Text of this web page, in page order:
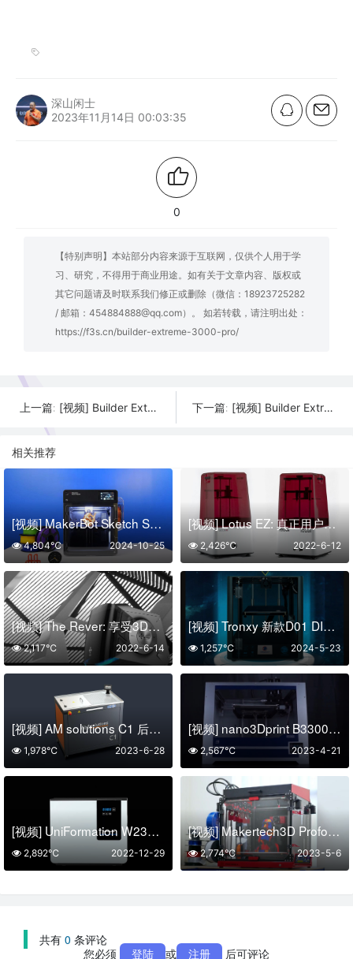
深山闲士
2023年11月14日 00:03:35
0
【特别声明】本站部分内容来源于互联网，仅供个人用于学
习、研究，不得用于商业用途。如有关于文章内容、版权或
其它问题请及时联系我们修正或删除（微信：18923725282
/ 邮箱：454884888@qq.com）。 如若转载，请注明出处：
https://f3s.cn/builder-extreme-3000-pro/
上一篇: [视频] Builder Extreme 1500 PRO HC工业级大幅面FDM 3D打印机 下一篇: [视频] Builder Extreme 1500 PRO工业级大幅面FDM 3D打印机
相关推荐
[视频] MakerBot Sketch Sprint：当速度遇见创新
2024-10-25
4,804℃
[视频] Lotus EZ: 真正用户友好的树脂 3D 打印机
2022-6-12
2,426℃
[视频] The Rever: 享受3D打印的有趣而灵活的方式
2022-6-14
2,117℃
[视频] Tronxy 新款D01 DIY 3D打印机开箱组装调试
2024-5-23
1,257℃
[视频] AM solutions C1 后处理系统 – 全自动去除光聚合物的支撑结构及树脂清洗
2023-6-28
1,978℃
[视频] nano3Dprint B3300 双点胶3D打印机 – 打印穿戴设备、传感器、电池和其他电子产品
2023-4-21
2,567℃
[视频] UniFormation W230 7L 超声波树脂清洗机
2022-12-29
2,892℃
[视频] Makertech3D Proforge4：下一代高速4独立挤出头 FDM 3D打印机
2023-5-6
2,774℃
共有 0 条评论
您必须 登陆 或 注册 后可评论